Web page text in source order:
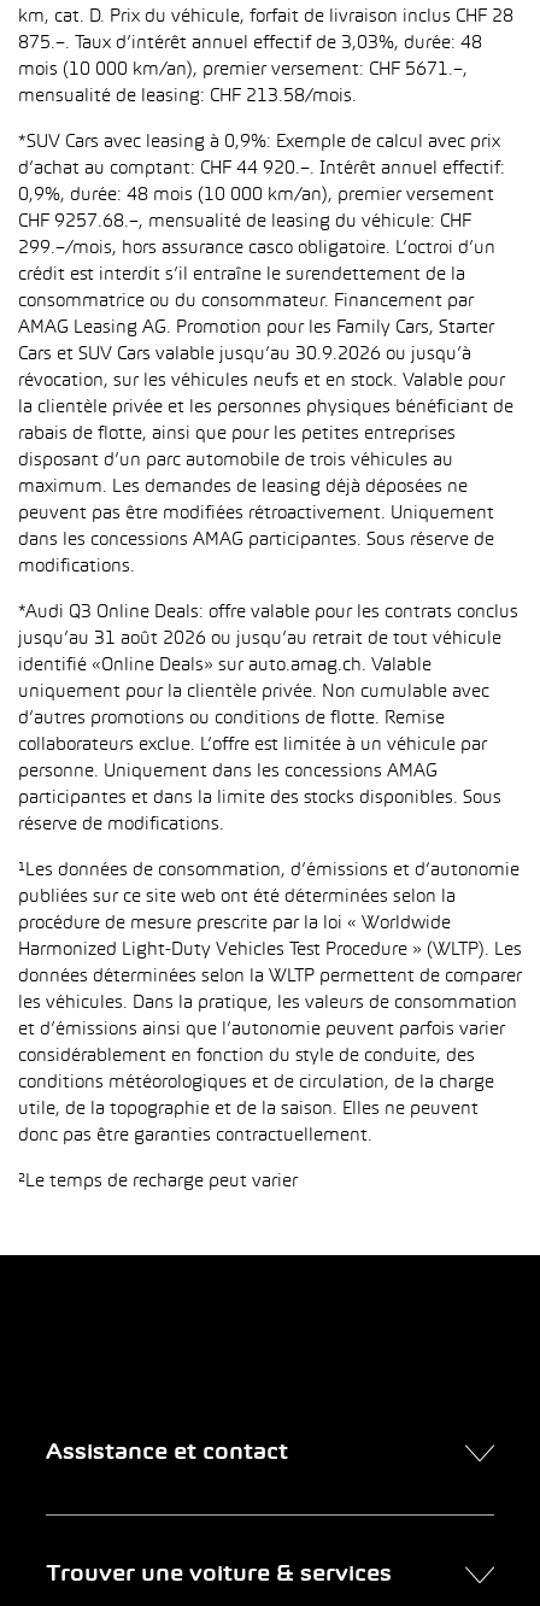
km, cat. D. Prix du véhicule, forfait de livraison inclus CHF 28
875.–. Taux d’intérêt annuel effectif de 3,03%, durée: 48
mois (10 000 km/an), premier versement: CHF 5671.–,
mensualité de leasing: CHF 213.58/mois.
*SUV Cars avec leasing à 0,9%: Exemple de calcul avec prix
d’achat au comptant: CHF 44 920.–. Intérêt annuel effectif:
0,9%, durée: 48 mois (10 000 km/an), premier versement
CHF 9257.68.–, mensualité de leasing du véhicule: CHF
299.–/mois, hors assurance casco obligatoire. L’octroi d’un
crédit est interdit s’il entraîne le surendettement de la
consommatrice ou du consommateur. Financement par
AMAG Leasing AG. Promotion pour les Family Cars, Starter
Cars et SUV Cars valable jusqu’au 30.9.2026 ou jusqu’à
révocation, sur les véhicules neufs et en stock. Valable pour
la clientèle privée et les personnes physiques bénéficiant de
rabais de flotte, ainsi que pour les petites entreprises
disposant d’un parc automobile de trois véhicules au
maximum. Les demandes de leasing déjà déposées ne
peuvent pas être modifiées rétroactivement. Uniquement
dans les concessions AMAG participantes. Sous réserve de
modifications.
*Audi Q3 Online Deals: offre valable pour les contrats conclus
jusqu’au 31 août 2026 ou jusqu’au retrait de tout véhicule
identifié «Online Deals» sur auto.amag.ch. Valable
uniquement pour la clientèle privée. Non cumulable avec
d’autres promotions ou conditions de flotte. Remise
collaborateurs exclue. L’offre est limitée à un véhicule par
personne. Uniquement dans les concessions AMAG
participantes et dans la limite des stocks disponibles. Sous
réserve de modifications.
¹Les données de consommation, d’émissions et d’autonomie
publiées sur ce site web ont été déterminées selon la
procédure de mesure prescrite par la loi « Worldwide
Harmonized Light-Duty Vehicles Test Procedure » (WLTP). Les
données déterminées selon la WLTP permettent de comparer
les véhicules. Dans la pratique, les valeurs de consommation
et d’émissions ainsi que l’autonomie peuvent parfois varier
considérablement en fonction du style de conduite, des
conditions météorologiques et de circulation, de la charge
utile, de la topographie et de la saison. Elles ne peuvent
donc pas être garanties contractuellement.
²Le temps de recharge peut varier
Assistance et contact
Trouver une voiture & services